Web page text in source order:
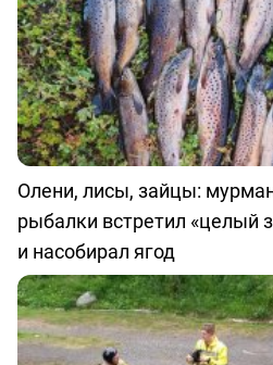
Олени, лисы, зайцы:
рыбалки встретил «целый
и насобирал ягод